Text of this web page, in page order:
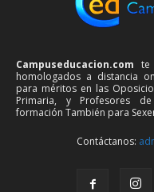
Campuseducacion.com te
homologados a distancia
para méritos en las
Primaria, y Profesores
formación También para
Contáctanos: